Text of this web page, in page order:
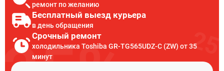
ремонт по желанию
Бесплатный выезд курьера
в день обращения
Срочный ремонт
холодильника Toshiba GR-TG565UDZ-C (ZW) от 35
минут